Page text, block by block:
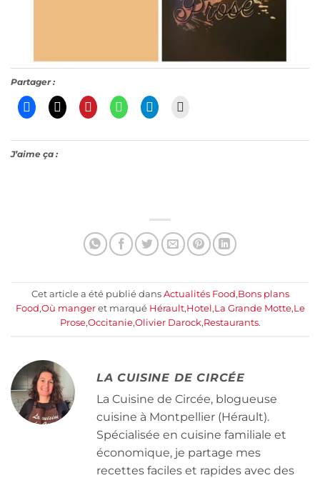
Partager :
J’aime ça :
Cet article a été publié dans Actualités Food,Bons plans
Food,Où mangeret marqué Hérault,Hotel,La Grande Motte,Le
Prose,Occitanie,Olivier Darock,Restaurants.
LA CUISINE DE CIRCÉE
La Cuisine de Circée, blogueuse
cuisine à Montpellier (Hérault).
Spécialisée en cuisine familiale et
économique, je partage mes
recettes faciles et rapides avec des